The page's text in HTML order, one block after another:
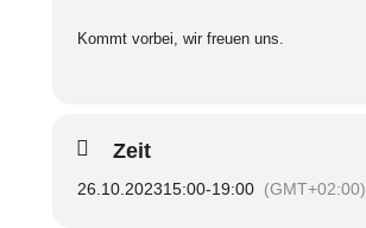
Kommt vorbei, wir freuen uns.
Zeit
26.10.202315:00-19:00 (GMT+02:00)